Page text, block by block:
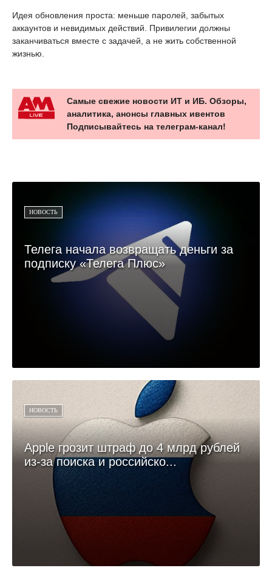
Идея обновления проста: меньше паролей, забытых
аккаунтов и невидимых действий. Привилегии должны
заканчиваться вместе с задачей, а не жить собственной
жизнью.
Самые свежие новости ИТ и ИБ. Обзоры,
аналитика, анонсы главных ивентов
Подписывайтесь на телеграм-канал!
НОВОСТЬ
Телега начала возвращать деньги за
подписку «Телега Плюс»
НОВОСТЬ
Apple грозит штраф до 4 млрд рублей
из-за поиска и российско...